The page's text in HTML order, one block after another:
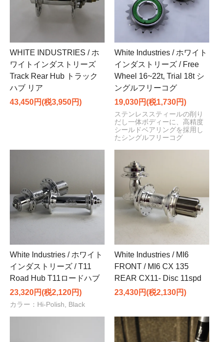
WHITE INDUSTRIES / ホ
ワイトインダストリーズ
Track Rear Hub トラック
ハブ リア
43,450円(税3,950円)
White Industries / ホワイト
インダストリーズ / Free
Wheel 16~22t, Trial 18t シ
ングルフリーコグ
19,030円(税1,730円)
ステンレススティールの削り
だし一体ボディーに、高精度
シールドベアリングを採用し
たシングルフリーコグ
White Industries / ホワイト
インダストリーズ / T11
Road Hub T11ロードハブ
23,320円(税2,120円)
カラー：Hi-Polish, Black
White Industries / MI6
FRONT / MI6 CX 135
REAR CX11- Disc 11spd
23,430円(税2,130円)